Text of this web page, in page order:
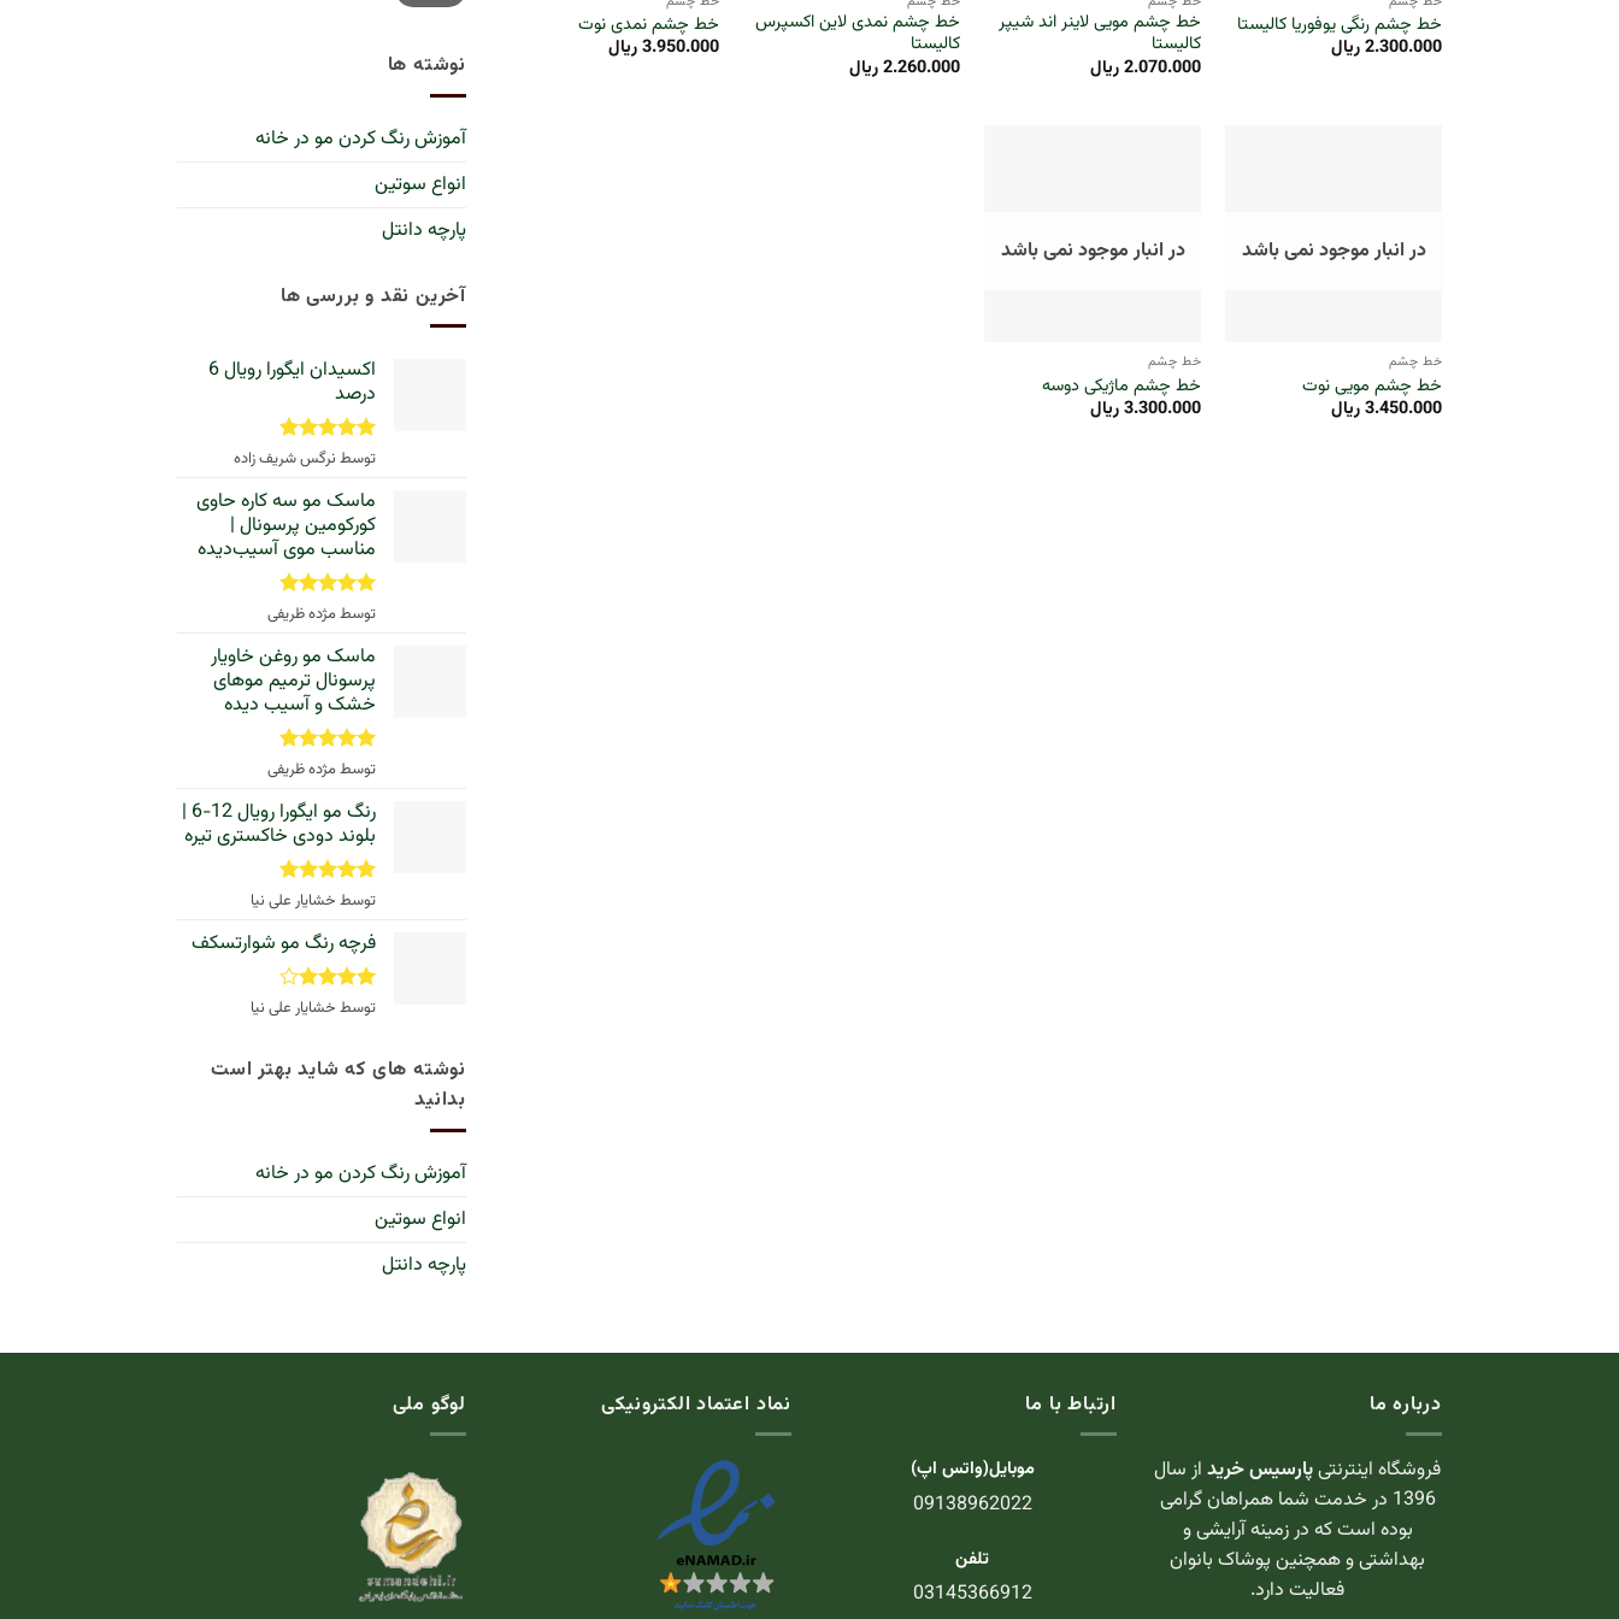
خط چشم رنگی یوفوریا کالیستا
2.300.000ریال
خط چشم مویی لاینر اند شیپر
کالیستا
2.070.000ریال
خط چشم نمدی لاین اکسپرس
کالیستا
2.260.000ریال
خط چشم نمدی نوت
3.950.000ریال
در انبار موجود نمی باشد
خط چشم
خط چشم مویی نوت
3.450.000ریال
در انبار موجود نمی باشد
خط چشم
خط چشم ماژیکی دوسه
3.300.000ریال
نوشته ها
آموزش رنگ کردن مو در خانه
انواع سوتین
پارچه دانتل
آخرین نقد و بررسی ها
اکسیدان ایگورا رویال 6
درصد
نمره5از
توسط نرگس شریف زاده
ماسک مو سه کاره حاوی
کورکومین پرسونال |
مناسب موی آسیب‌دیده
نمره5از
توسط مژده ظریفی
ماسک مو روغن خاویار
پرسونال ترمیم موهای
خشک و آسیب‌ دیده
نمره5از
توسط مژده ظریفی
رنگ مو ایگورا رویال 12-6 |
بلوند دودی خاکستری تیره
نمره5از
توسط خشایار علی نیا
فرچه رنگ مو شوارتسکف
نمره4
توسط خشایار علی نیا
نوشته های که شاید بهتر است
بدانید
آموزش رنگ کردن مو در خانه
انواع سوتین
پارچه دانتل
درباره ما
فروشگاه اینترنتیپارسیس خرید از سال
1396 در خدمت شما همراهان گرامی
بوده است که در زمینه آرایشی و
بهداشتی و همچنین پوشاک بانوان
فعالیت دارد.
ارتباط با ما
موبایل(واتس اپ)
09138962022
تلفن
03145366912
نماد اعتماد الکترونیکی لوگو ملی